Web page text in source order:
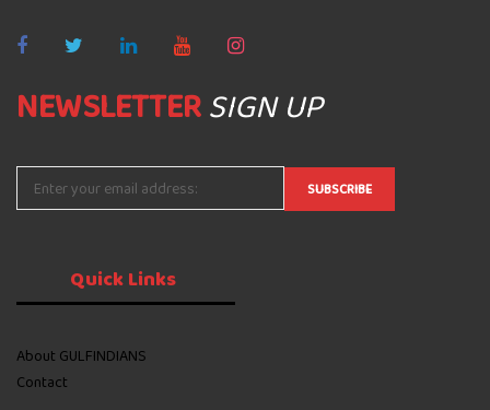
NEWSLETTERSIGN UP
QuickLinks
About GULFINDIANS
Contact